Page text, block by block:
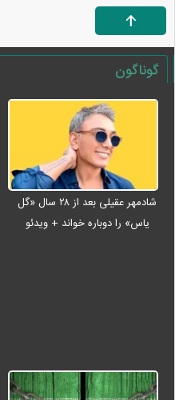
گوناگون
شادمهر عقیلی بعد از ۲۸ سال «گل
یاس» را دوباره خواند + ویدئو